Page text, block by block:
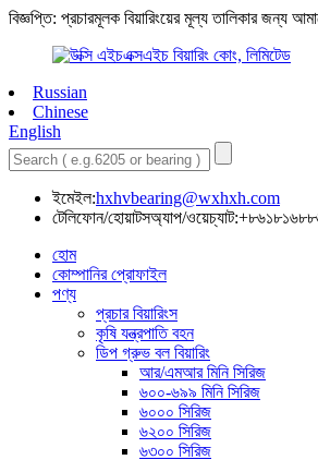
বিজ্ঞপ্তি: প্রচারমূলক বিয়ারিংয়ের মূল্য তালিকার জন্য
Russian
Chinese
English
ইমেইল:hxhvbearing@wxhxh.com
টেলিফোন/হোয়াটসঅ্যাপ/
হোম
কোম্পানির প্রোফাইল
পণ্য
প্রচার বিয়ারিংস
কৃষি যন্ত্রপাতি বহন
ডিপ গ্রুভ বল বিয়ারিং
আর/এমআর মিনি সিরিজ
৬০০-৬৯৯ মিনি সিরিজ
৬০০০ সিরিজ
৬২০০ সিরিজ
৬৩০০ সিরিজ